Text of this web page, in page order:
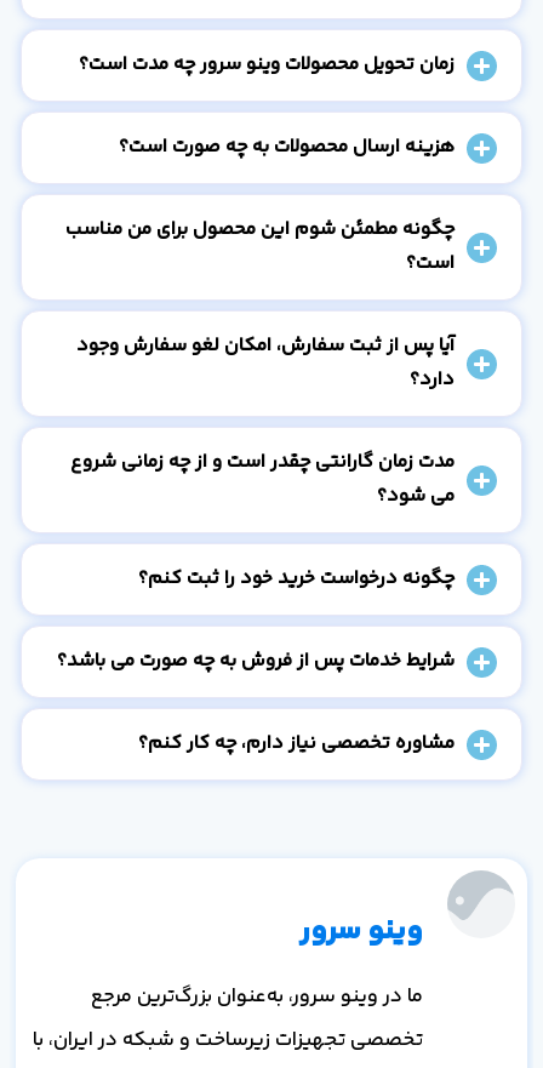
زمان تحویل محصولات وینو سرور چه مدت است؟
هزینه ارسال محصولات به چه صورت است؟
چگونه مطمئن شوم این محصول برای من مناسب
است؟
آیا پس از ثبت سفارش، امکان لغو سفارش وجود
دارد؟
مدت زمان گارانتی چقدر است و از چه زمانی شروع
می شود؟
چگونه درخواست خرید خود را ثبت کنم؟
شرایط خدمات پس از فروش به چه صورت می باشد؟
مشاوره تخصصی نیاز دارم، چه کار کنم؟
وینو سرور
ما در وینو سرور، به‌عنوان بزرگ‌ترین مرجع
تخصصی تجهیزات زیرساخت و شبکه در ایران، با